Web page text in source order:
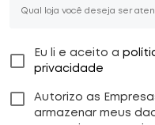
Qual loja você deseja ser
Eu li e aceito a
privacidade
Autorizo as
armazenar meus